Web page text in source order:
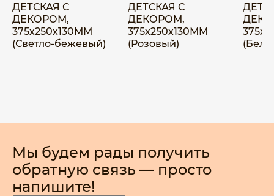
ДЕТСКАЯ С
ДЕКОРОМ,
375х250х130ММ
(Светло-бежевый)
ДЕТСКАЯ С
ДЕКОРОМ,
375х250х130ММ
(Розовый)
Мы будем рады получить
обратную связь — просто
напишите!